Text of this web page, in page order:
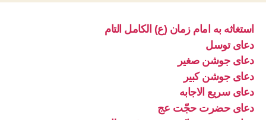
استغاثه به امام زمان (ع) الکامل التام
دعای توسل
دعای جوشن صغیر
دعای جوشن کبیر
دعای سریع الاجابه
دعای حضرت حجّت عج